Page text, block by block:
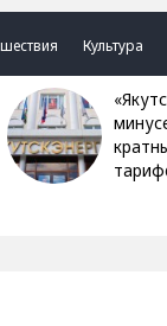
Культура
«Якутскэнерго» в